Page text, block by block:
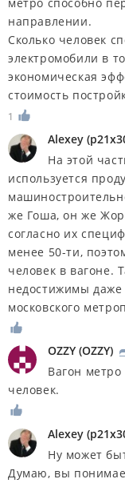
направлении.
Сколько человек
электромобили в
экономическая
стоимость
1
Alexey (
На этой
используется
же Гоша, он же
согласно их
менее 50-ти,
человек в вагоне.
недостижимы
московского
OZZY (OZZY)
Вагон
человек.
Alexey (
Ну может
Думаю, вы